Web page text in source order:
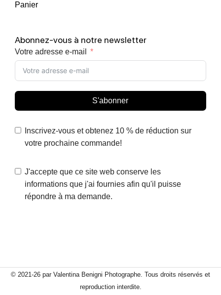
Panier
Abonnez-vous à notre newsletter
Votre adresse e-mail
S'abonner
Inscrivez-vous et obtenez 10 % de réduction sur
votre prochaine commande!
J'accepte que ce site web conserve les
informations que j'ai fournies afin qu'il puisse
répondre à ma demande.
© 2021-26 par Valentina Benigni Photographe. Tous droits réservés et
reproduction interdite.